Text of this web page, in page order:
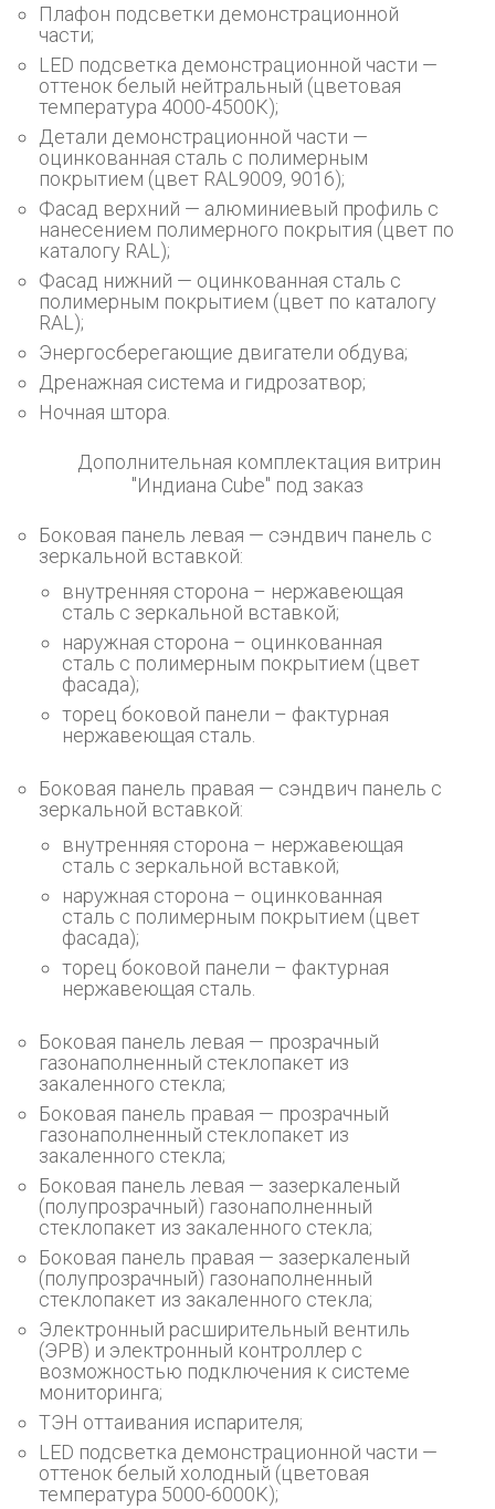
Плафон подсветки демонстрационной
части;
LED подсветка демонстрационной части —
оттенок белый нейтральный (цветовая
температура 4000-4500К);
Детали демонстрационной части —
оцинкованная сталь с полимерным
покрытием (цвет RAL9009, 9016);
Фасад верхний — алюминиевый профиль с
нанесением полимерного покрытия (цвет по
каталогу RAL);
Фасад нижний — оцинкованная сталь с
полимерным покрытием (цвет по каталогу
RAL);
Энергосберегающие двигатели обдува;
Дренажная система и гидрозатвор;
Ночная штора.
Дополнительная комплектация витрин
"Индиана Cube" под заказ
Боковая панель левая — cэндвич панель с
зеркальной вставкой:
внутренняя сторона – нержавеющая
сталь с зеркальной вставкой;
наружная сторона – оцинкованная
сталь с полимерным покрытием (цвет
фасада);
торец боковой панели – фактурная
нержавеющая сталь.
Боковая панель правая — cэндвич панель с
зеркальной вставкой:
внутренняя сторона – нержавеющая
сталь с зеркальной вставкой;
наружная сторона – оцинкованная
сталь с полимерным покрытием (цвет
фасада);
торец боковой панели – фактурная
нержавеющая сталь.
Боковая панель левая — прозрачный
газонаполненный стеклопакет из
закаленного стекла;
Боковая панель правая — прозрачный
газонаполненный стеклопакет из
закаленного стекла;
Боковая панель левая — зазеркаленый
(полупрозрачный) газонаполненный
стеклопакет из закаленного стекла;
Боковая панель правая — зазеркаленый
(полупрозрачный) газонаполненный
стеклопакет из закаленного стекла;
Электронный расширительный вентиль
(ЭРВ) и электронный контроллер с
возможностью подключения к системе
мониторинга;
ТЭН оттаивания испарителя;
LED подсветка демонстрационной части —
оттенок белый холодный (цветовая
температура 5000-6000К);